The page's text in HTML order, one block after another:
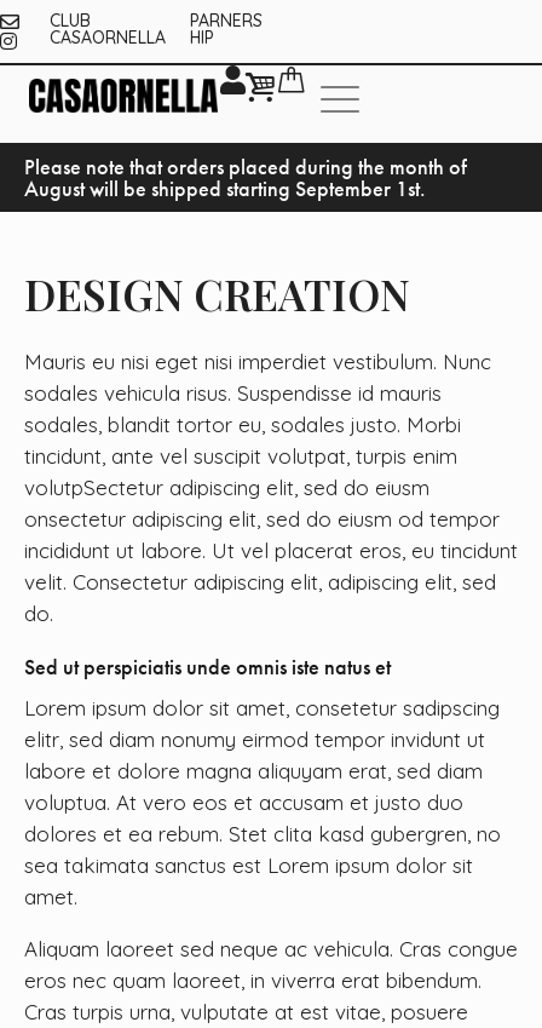
CLUB
CASAORNELLA
PARNERS
HIP
Please note that orders placed during the month of
August will be shipped starting September 1st.
DESIGN CREATION
Mauris eu nisi eget nisi imperdiet vestibulum. Nunc
sodales vehicula risus. Suspendisse id mauris
sodales, blandit tortor eu, sodales justo. Morbi
tincidunt, ante vel suscipit volutpat, turpis enim
volutpSectetur adipiscing elit, sed do eiusm
onsectetur adipiscing elit, sed do eiusm od tempor
incididunt ut labore. Ut vel placerat eros, eu tincidunt
velit. Consectetur adipiscing elit, adipiscing elit, sed
do.
Sed ut perspiciatis unde omnis iste natus et
Lorem ipsum dolor sit amet, consetetur sadipscing
elitr, sed diam nonumy eirmod tempor invidunt ut
labore et dolore magna aliquyam erat, sed diam
voluptua. At vero eos et accusam et justo duo
dolores et ea rebum. Stet clita kasd gubergren, no
sea takimata sanctus est Lorem ipsum dolor sit
amet.
Aliquam laoreet sed neque ac vehicula. Cras congue
eros nec quam laoreet, in viverra erat bibendum.
Cras turpis urna, vulputate at est vitae, posuere